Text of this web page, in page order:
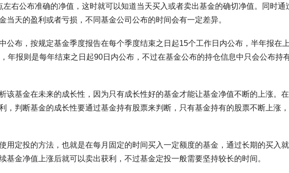
右公布准确的净值，这时就可以知道当天买入或者卖出基金的确切净值。同时通
当天的盈利或者亏损，不同基金公司公布的时间会有一定差异。
公布，按规定基金季度报告在每个季度结束之日起15个工作日内公布，半年报在上
年报则是每年结束之日起90日内公布，不过在基金公布的持仓信息中只会公布持
该基金在未来的成长性，因为只有成长性好的基金才能让基金净值不断的上涨。
，判断基金的成长性要通过基金持有股票来判断，只有基金持有的股票不断上涨
用定投的方法，也就是在每月固定的时间买入一定额度的基金，通过长期的买入
基金净值上涨后就可以卖出获利，不过基金定投一般需要坚持较长的时间。